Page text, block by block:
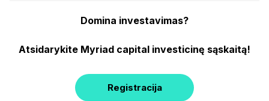
Domina investavimas?
Atsidarykite Myriad capital investicinę sąskaitą!
Registracija